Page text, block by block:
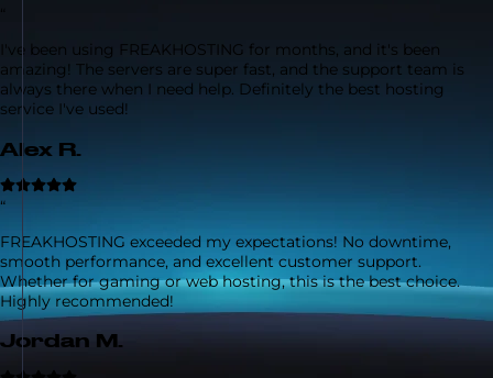
“
I've been using FREAKHOSTING for months, and it's been
amazing! The servers are super fast, and the support team is
always there when I need help. Definitely the best hosting
service I've used!
Alex R.
“
FREAKHOSTING exceeded my expectations! No downtime,
smooth performance, and excellent customer support.
Whether for gaming or web hosting, this is the best choice.
Highly recommended!
Jordan M.